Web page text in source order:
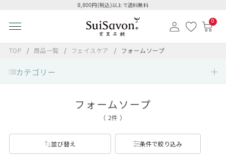
8,800円(税込)以上で送料無料
0
TOP 商品一覧 フェイスケア フォームソープ
カテゴリー
フォームソープ
（ 2件 ）
並び替え 条件で絞り込み